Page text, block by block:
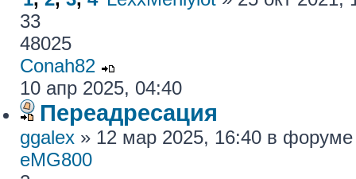
33
48025
Conah82
10 апр 2025, 04:40
Переадресация
ggalex » 12 мар 2025, 16:40 в
eMG800